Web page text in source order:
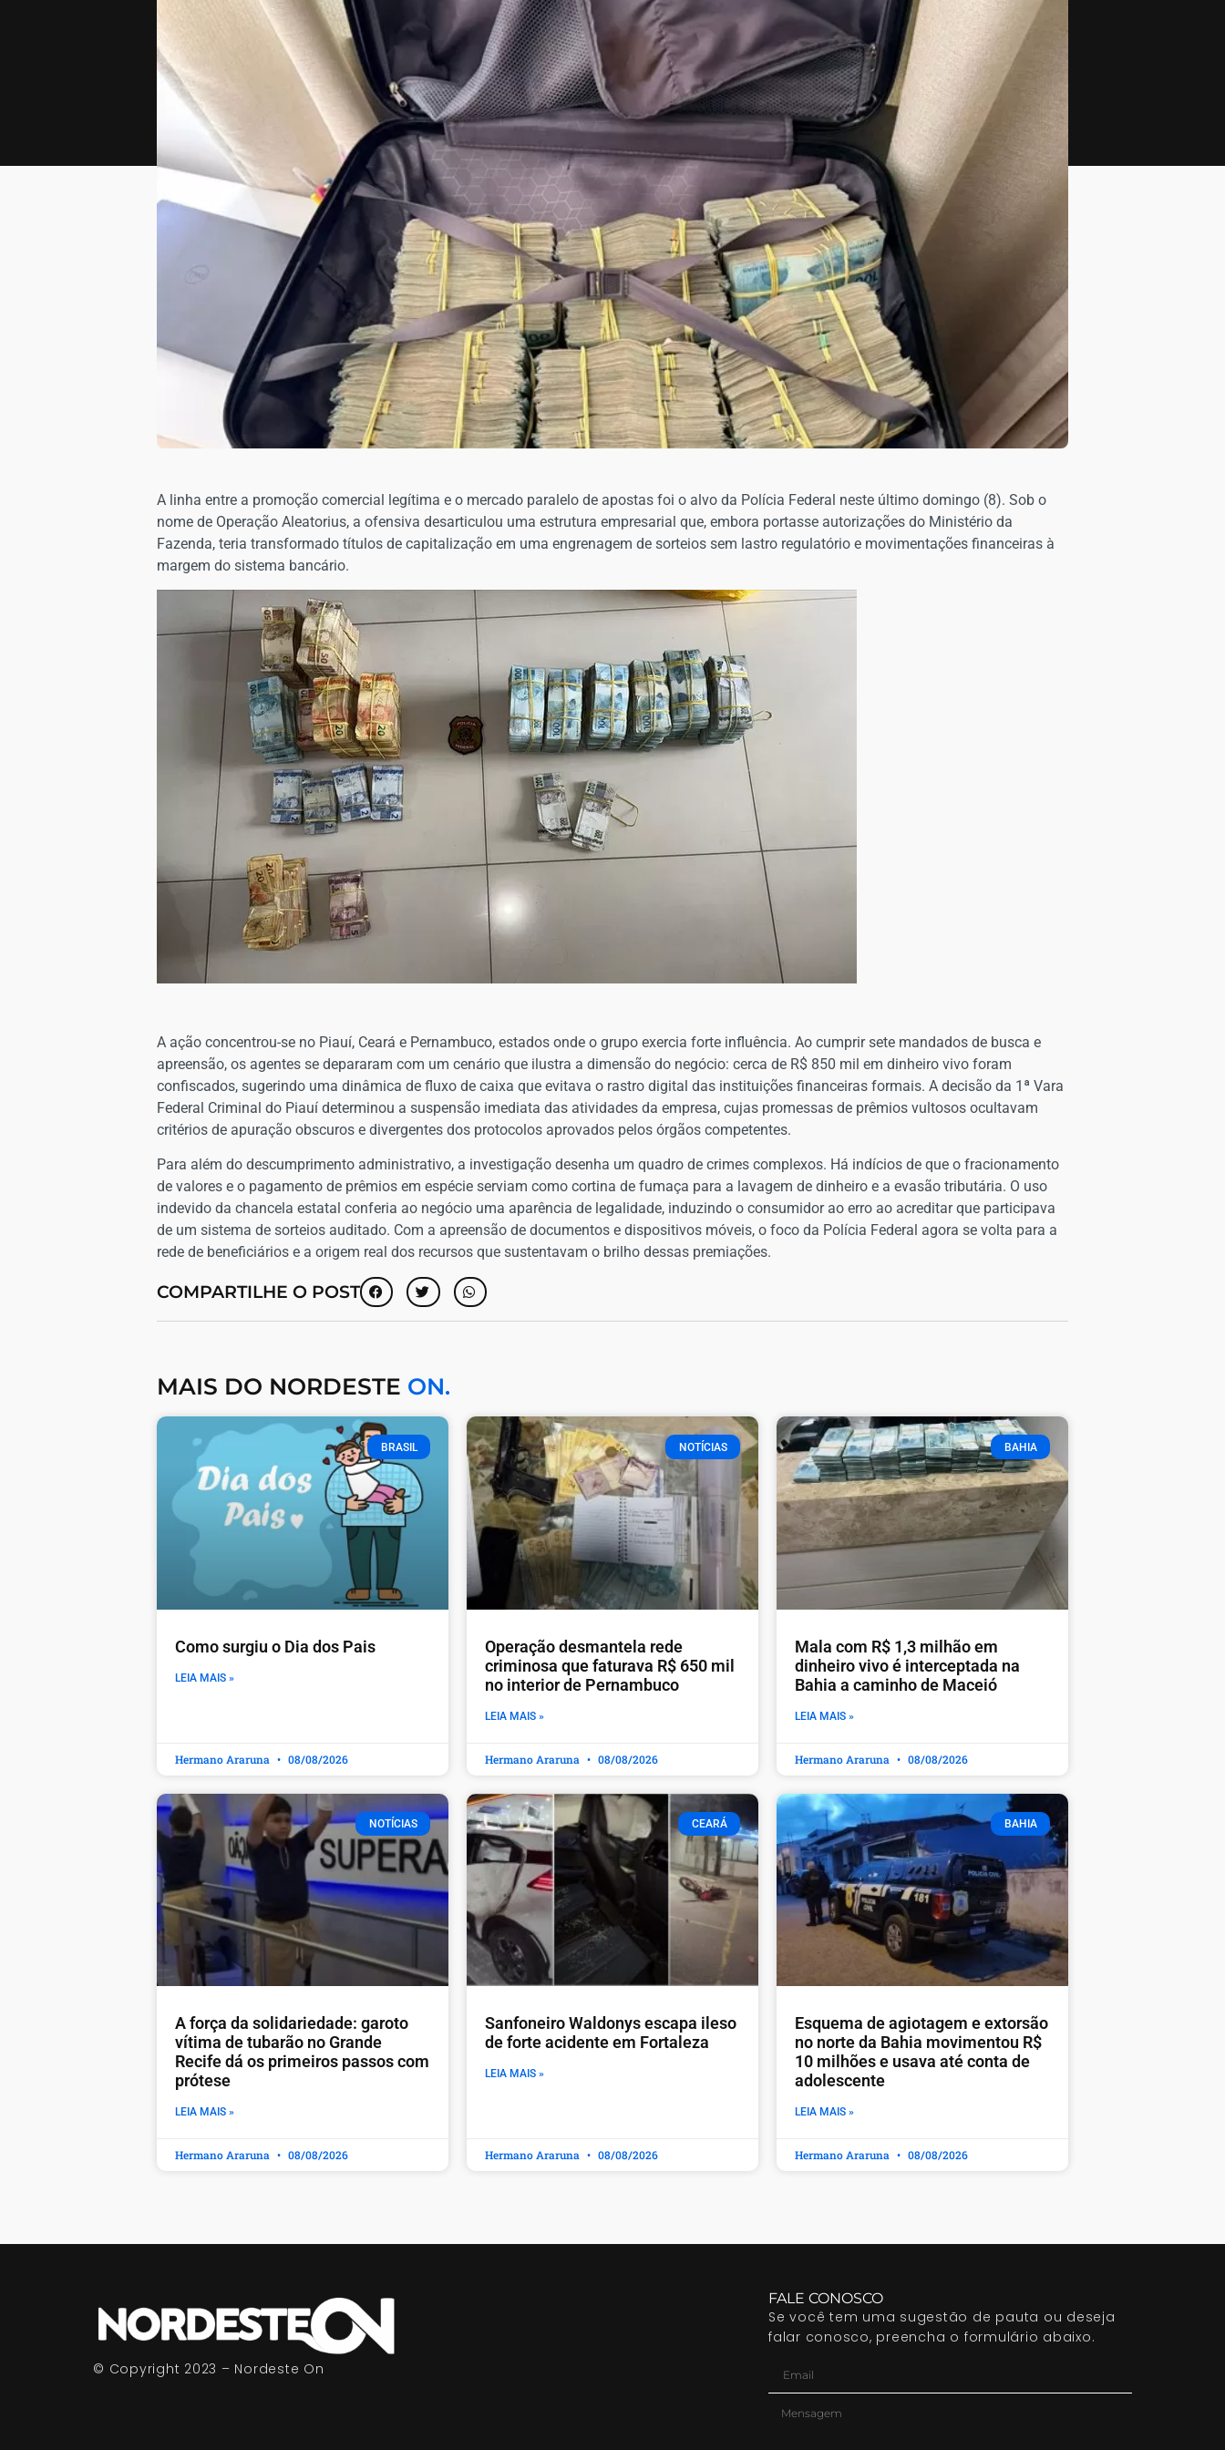
A linha entre a promoção comercial legítima e o mercado paralelo de apostas foi o alvo da Polícia Federal neste último domingo (8). Sob o
nome de Operação Aleatorius, a ofensiva desarticulou uma estrutura empresarial que, embora portasse autorizações do Ministério da
Fazenda, teria transformado títulos de capitalização em uma engrenagem de sorteios sem lastro regulatório e movimentações financeiras à
margem do sistema bancário.
A ação concentrou-se no Piauí, Ceará e Pernambuco, estados onde o grupo exercia forte influência. Ao cumprir sete mandados de busca e
apreensão, os agentes se depararam com um cenário que ilustra a dimensão do negócio: cerca de R$ 850 mil em dinheiro vivo foram
confiscados, sugerindo uma dinâmica de fluxo de caixa que evitava o rastro digital das instituições financeiras formais. A decisão da 1ª Vara
Federal Criminal do Piauí determinou a suspensão imediata das atividades da empresa, cujas promessas de prêmios vultosos ocultavam
critérios de apuração obscuros e divergentes dos protocolos aprovados pelos órgãos competentes.
Para além do descumprimento administrativo, a investigação desenha um quadro de crimes complexos. Há indícios de que o fracionamento
de valores e o pagamento de prêmios em espécie serviam como cortina de fumaça para a lavagem de dinheiro e a evasão tributária. O uso
indevido da chancela estatal conferia ao negócio uma aparência de legalidade, induzindo o consumidor ao erro ao acreditar que participava
de um sistema de sorteios auditado. Com a apreensão de documentos e dispositivos móveis, o foco da Polícia Federal agora se volta para a
rede de beneficiários e a origem real dos recursos que sustentavam o brilho dessas premiações.
COMPARTILHE O POST
MAIS DO NORDESTE ON.
BRASIL
Como surgiu o Dia dos Pais
LEIA MAIS »
Hermano Araruna 08/08/2026
NOTÍCIAS
Operação desmantela rede
criminosa que faturava R$ 650 mil
no interior de Pernambuco
LEIA MAIS »
Hermano Araruna 08/08/2026
BAHIA
Mala com R$ 1,3 milhão em
dinheiro vivo é interceptada na
Bahia a caminho de Maceió
LEIA MAIS »
Hermano Araruna 08/08/2026
NOTÍCIAS
A força da solidariedade: garoto
vítima de tubarão no Grande
Recife dá os primeiros passos com
prótese
LEIA MAIS »
Hermano Araruna 08/08/2026
CEARÁ
Sanfoneiro Waldonys escapa ileso
de forte acidente em Fortaleza
LEIA MAIS »
Hermano Araruna 08/08/2026
BAHIA
Esquema de agiotagem e extorsão
no norte da Bahia movimentou R$
10 milhões e usava até conta de
adolescente
LEIA MAIS »
Hermano Araruna 08/08/2026
© Copyright 2023 – Nordeste On
FALE CONOSCO
Se você tem uma sugestão de pauta ou deseja
falar conosco, preencha o formulário abaixo.